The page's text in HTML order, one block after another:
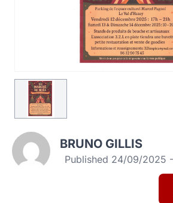
BRUNO GILLIS
Published 24/09/2025